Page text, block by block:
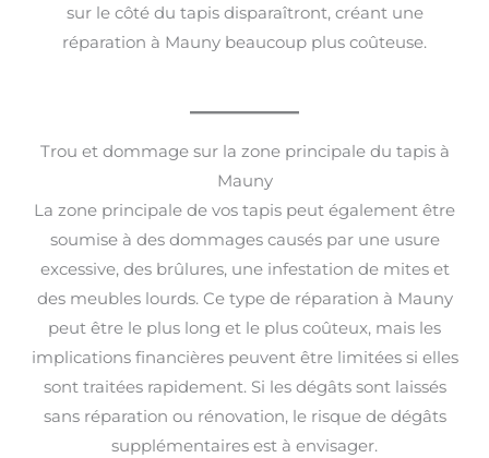
sur le côté du tapis disparaîtront, créant une
réparation à Mauny beaucoup plus coûteuse.
Trou et dommage sur la zone principale du tapis à
Mauny
La zone principale de vos tapis peut également être
soumise à des dommages causés par une usure
excessive, des brûlures, une infestation de mites et
des meubles lourds. Ce type de réparation à Mauny
peut être le plus long et le plus coûteux, mais les
implications financières peuvent être limitées si elles
sont traitées rapidement. Si les dégâts sont laissés
sans réparation ou rénovation, le risque de dégâts
supplémentaires est à envisager.